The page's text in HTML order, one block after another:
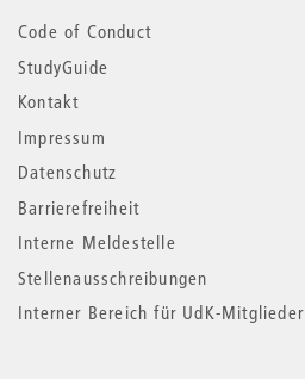
Code of Conduct
StudyGuide
Kontakt
Impressum
Datenschutz
Barrierefreiheit
Interne Meldestelle
Stellenausschreibungen
Interner Bereich für UdK-Mitglieder